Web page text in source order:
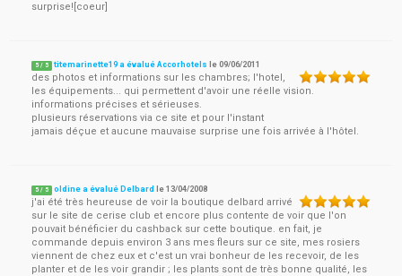
surprise![coeur]
5 / 5 titemarinette19 a évalué Accorhotels le09/06/2011
des photos et informations sur les chambres; l'hotel,
les équipements... qui permettent d'avoir une réelle vision.
informations précises et sérieuses.
plusieurs réservations via ce site et pour l'instant
jamais déçue et aucune mauvaise surprise une fois arrivée à l'hôtel.
5 / 5 oldine a évalué Delbard le13/04/2008
j'ai été très heureuse de voir la boutique delbard arrivé
sur le site de cerise club et encore plus contente de voir que l'on
pouvait bénéficier du cashback sur cette boutique. en fait, je
commande depuis environ 3 ans mes fleurs sur ce site, mes rosiers
viennent de chez eux et c'est un vrai bonheur de les recevoir, de les
planter et de les voir grandir ; les plants sont de très bonne qualité, les